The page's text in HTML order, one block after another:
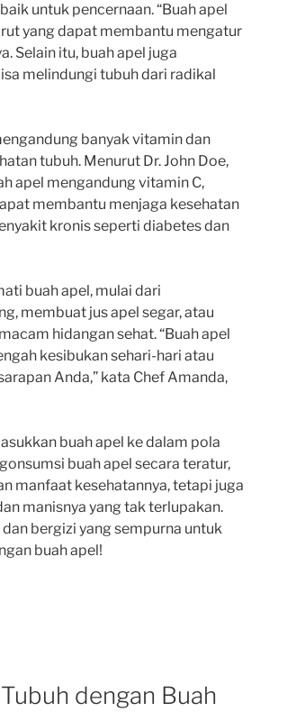
untuk pencernaan. “Buah apel
yang dapat membantu mengatur
Selain itu, buah apel juga
melindungi tubuh dari radikal
banyak vitamin dan
tubuh. Menurut Dr. John Doe,
apel mengandung vitamin C,
membantu menjaga kesehatan
kronis seperti diabetes dan
buah apel, mulai dari
membuat jus apel segar, atau
hidangan sehat. “Buah apel
kesibukan sehari-hari atau
Anda,” kata Chef Amanda,
buah apel ke dalam pola
buah apel secara teratur,
manfaat kesehatannya, tetapi juga
manisnya yang tak terlupakan.
bergizi yang sempurna untuk
buah apel!
dengan Buah